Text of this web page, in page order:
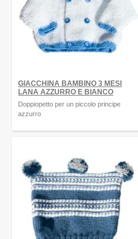
GIACCHINA BAMBINO 3 MESI
LANA AZZURRO E BIANCO
Doppiopetto per un piccolo principe
azzurro